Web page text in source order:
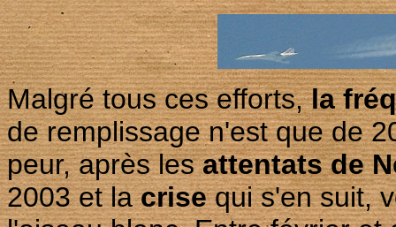
Malgré tous ces efforts,la
de remplissage n'est que de
peur, après lesattentats de
2003 et lacrisequi s'en suit,